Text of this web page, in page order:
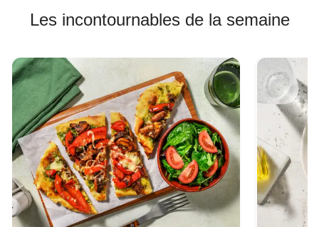
Les incontournables de la semaine